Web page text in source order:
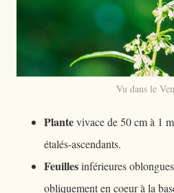
Vu dans le
Plantevivace de 50 cm à 1
étalés-ascendants.
Feuillesinférieures
obliquement en coeur à la